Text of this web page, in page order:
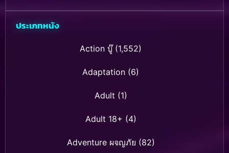
(2025)
ประเภทหนัง
Action บู๊(1,552)
Adaptation (6)
Adult (1)
Adult 18+ (4)
Adventure ผจญภัย (82)